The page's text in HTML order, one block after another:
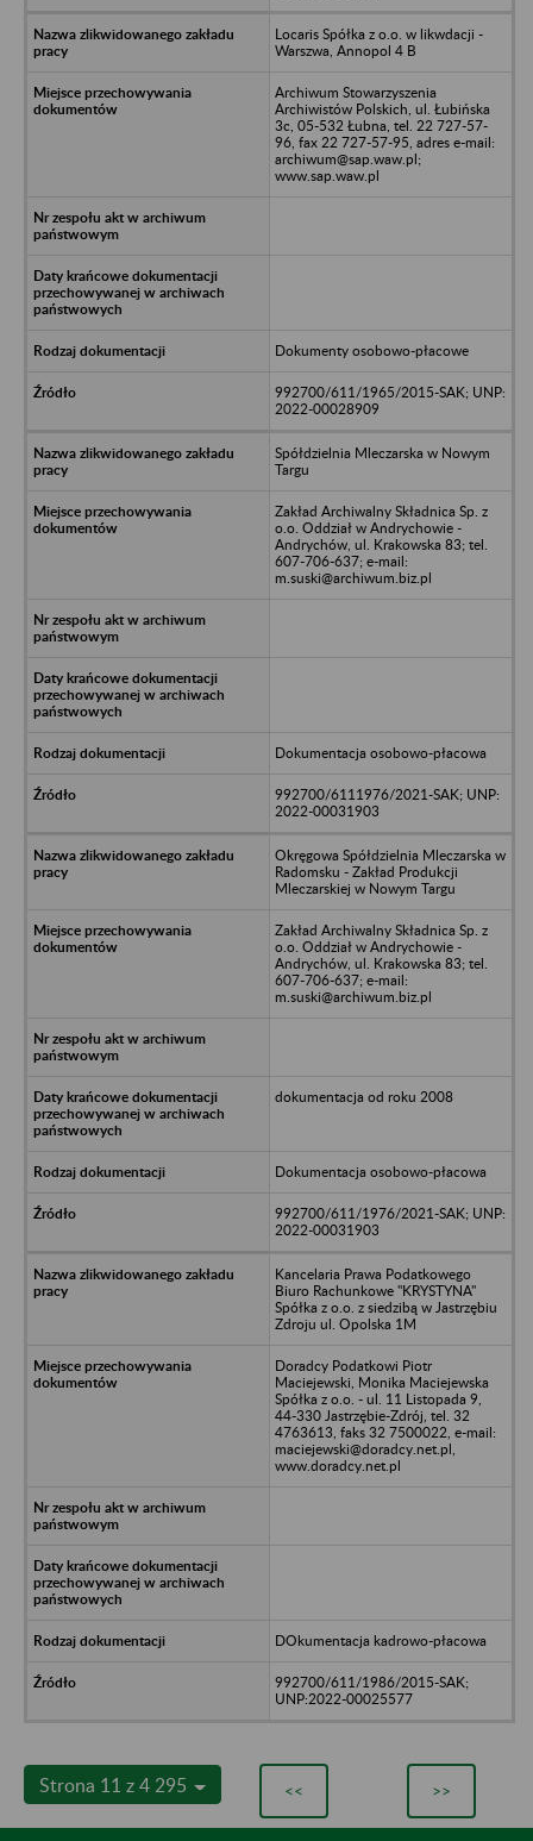
Locaris Spółka z o.o. w likwdacji -
Warszwa, Annopol 4 B
Archiwum Stowarzyszenia
Archiwistów Polskich, ul. Łubińska
3c, 05-532 Łubna, tel. 22 727-57-
96, fax 22 727-57-95, adres e-mail:
archiwum@sap.waw.pl;
www.sap.waw.pl
Dokumenty osobowo-płacowe
992700/611/1965/2015-SAK; UNP:
2022-00028909
Spółdzielnia Mleczarska w Nowym
Targu
Zakład Archiwalny Składnica Sp. z
o.o. Oddział w Andrychowie -
Andrychów, ul. Krakowska 83; tel.
607-706-637; e-mail:
m.suski@archiwum.biz.pl
Dokumentacja osobowo-płacowa
992700/6111976/2021-SAK; UNP:
2022-00031903
Okręgowa Spółdzielnia Mleczarska w
Radomsku - Zakład Produkcji
Mleczarskiej w Nowym Targu
Zakład Archiwalny Składnica Sp. z
o.o. Oddział w Andrychowie -
Andrychów, ul. Krakowska 83; tel.
607-706-637; e-mail:
m.suski@archiwum.biz.pl
dokumentacja od roku 2008
Dokumentacja osobowo-płacowa
992700/611/1976/2021-SAK; UNP:
2022-00031903
Kancelaria Prawa Podatkowego
Biuro Rachunkowe "KRYSTYNA"
Spółka z o.o. z siedzibą w Jastrzębiu
Zdroju ul. Opolska 1M
Doradcy Podatkowi Piotr
Maciejewski, Monika Maciejewska
Spółka z o.o. - ul. 11 Listopada 9,
44-330 Jastrzębie-Zdrój, tel. 32
4763613, faks 32 7500022, e-mail:
maciejewski@doradcy.net.pl,
www.doradcy.net.pl
DOkumentacja kadrowo-płacowa
992700/611/1986/2015-SAK;
UNP:2022-00025577
Strona 11 z 4 295 << >>